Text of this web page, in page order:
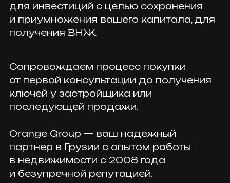
უძრავი ქონება• 格鲁吉亚房地产
ORANGE
GROUP
В ЦИФРАХ